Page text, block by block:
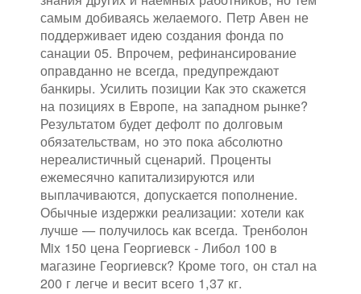
самым добиваясь желаемого. Петр Авен не
поддерживает идею создания фонда по
санации 05. Впрочем, рефинансирование
оправданно не всегда, предупреждают
банкиры. Усилить позиции Как это скажется
на позициях в Европе, на западном рынке?
Результатом будет дефолт по долговым
обязательствам, но это пока абсолютно
нереалистичный сценарий. Проценты
ежемесячно капитализируются или
выплачиваются, допускается пополнение.
Обычные издержки реализации: хотели как
лучше — получилось как всегда. Тренболон
Mix 150 цена Георгиевск - Либол 100 в
магазине Георгиевск? Кроме того, он стал на
200 г легче и весит всего 1,37 кг.